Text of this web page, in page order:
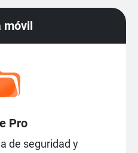
móvil
Pro
de seguridad y